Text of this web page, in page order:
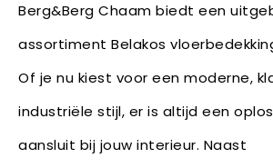
Berg&Berg Chaam biedt een
assortiment Belakos
Of je nu kiest voor een moderne,
industriële stijl, er is altijd een
aansluit bij jouw interieur. Naast